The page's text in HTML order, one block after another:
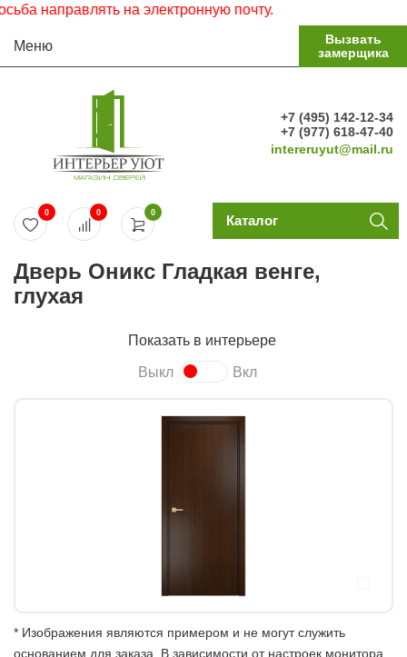
на электронную почту.
Меню
Вызвать
замерщика
+7 (495) 142-12-34
+7 (977) 618-47-40
intereruyut@mail.ru
0
0 0 Каталог
Дверь Оникс Гладкая венге,
глухая
Показать в интерьере
Выкл Вкл
* Изображения являются примером и не могут служить
основанием для заказа. В зависимости от настроек монитора